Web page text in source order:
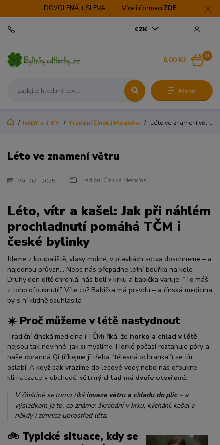
DOVOLENÁ + SLEVA . . . . . Více informací ZDE
Menu
CZK
0
0,00 Kč
RADY a TIPY Tradiční Čínská Medicína Léto ve znamení větru
29 07 2025 Tradiční Čínská Medicína
Léto ve znamení větru
Léto, vítr a kašel: Jak při náhlém
prochladnutí pomáhá TČM i
české bylinky
Jdeme z koupaliště, vlasy mokré, v plavkách sotva doschneme – a
najednou průvan... Nebo nás přepadne letní bouřka na kole.
Druhý den dítě chrchlá, nás bolí v krku a babička varuje: “To máš
z toho ofouknutí!” Víte co? Babička má pravdu – a čínská medicína
by s ní klidně souhlasila.
☀️ Proč můžeme v létě nastydnout
Tradiční čínská medicína (TČM) říká, že horko a chlad v létě
nejsou tak nevinné, jak si myslíme. Horké počasí roztahuje póry a
naše obranná Qi (říkejme jí třeba "tělesná ochranka") se tím
oslabí. A když pak vrazíme do ledové vody nebo nás ofoukne
klimatizace v obchodě, větrný chlad má dveře otevřené.
V čínštině se tomu říkáinvaze větru a chladu do plic– a
výsledkem je to, co známe: škrábání v krku, kýchání, kašel a
někdy i zimnice uprostřed léta.
🚲 Typické situace, kdy se